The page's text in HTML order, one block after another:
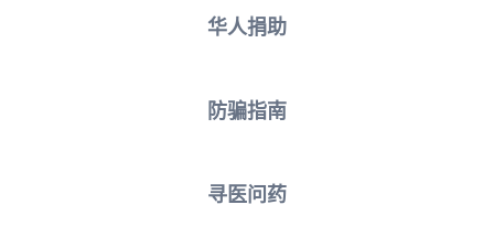
华人捐助
防骗指南
寻医问药